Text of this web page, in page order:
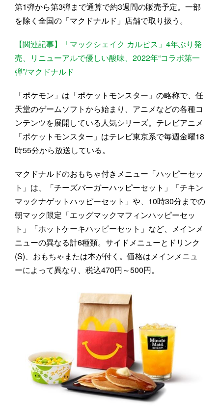
第1弾から第3弾まで通算で約3週間の販売予定。一部
を除く全国の「マクドナルド」店舗で取り扱う。
【関連記事】「マックシェイク カルピス」4年ぶり発
売、リニューアルで優しい酸味、2022年“コラボ第一
弾”/マクドナルド
「ポケモン」は「ポケットモンスター」の略称で、任
天堂のゲームソフトから始まり、アニメなどの各種コ
ンテンツを展開している人気シリーズ。テレビアニメ
「ポケットモンスター」はテレビ東京系で毎週金曜18
時55分から放送している。
マクドナルドのおもちゃ付きメニュー「ハッピーセッ
ト」は、「チーズバーガーハッピーセット」「チキン
マックナゲットハッピーセット」や、10時30分までの
朝マック限定「エッグマックマフィンハッピーセッ
ト」「ホットケーキハッピーセット」など、メインメ
ニューの異なる計6種類。サイドメニューとドリンク
(S)、おもちゃまたは本が付く。価格はメインメニュ
ーによって異なり、税込470円～500円。